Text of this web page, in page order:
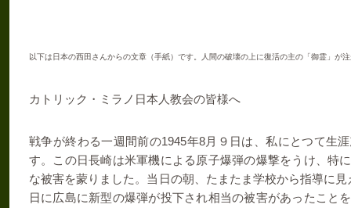
以下は日本の西田さんからの文章（手紙）です。人間の破壊の上に復活の主の「御霊」が
カトリック・ミラノ日本人教会の皆様へ
戦争が終わる一週間前の1945年8月９日は、私にとつて生
す。この日長崎は米軍機による原子爆弾の爆撃をうけ、特
な被害を蒙りました。当日の朝、たまたま学校から指導に
日に広島に新型の爆弾が投下され相当の被害があったこと